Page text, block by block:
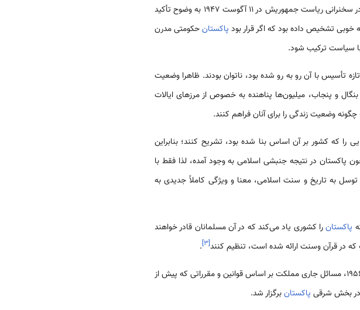
، محمد علی جناح، به عنوان فرمانده کل قوا برگزیده شد. وی در سخنرانی ریاست جمهوریش در 11 آگوست 1947 به وضوح تأکید
تشخیص داده بود که اگر قرار بود پاکستانحکومتی مدرن
با سیاست ترکیب شود.
و پنجاب، میلیون‌ها پناهنده به خصوص از مرزهای ایالات
وضعیت زندگی را برای آنان فراهم کنند.
را که کشور بر آن اساس بنا شده بود، تشریح کنند؛ بنابراین
پاکستان در نتیجه جنبشی اسلامی‌ به وجود آمده، لذا فقط با
به تاریخ و سنت اسلامی، معنا و ویژگی کاملاً جدیدی به
پاکستانرا کشوری یاد می‌کند که در آن مسلمانان قادر خواهند
در قرآن وسنت ارائه شده است، تنظیم کنند[۳]
.
، طی سال‌های 1947 تا 1956، مسائل جاری مملکت بر اساس قوانین و مقرراتی که پیش از
پاکستانبرگزار شد.